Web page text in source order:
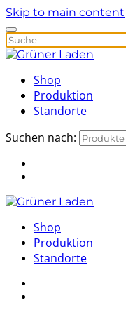
Skip to main content
Shop
Produktion
Standorte
Suchen nach:
Shop
Produktion
Standorte